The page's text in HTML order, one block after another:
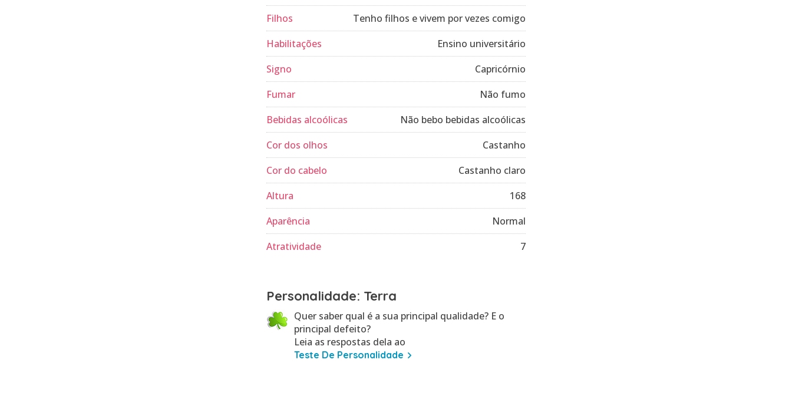
Filhos
Tenho filhos e vivem por vezes comigo
Habilitações
Ensino universitário
Signo
Capricórnio
Fumar
Não fumo
Bebidas alcoólicas
Não bebo bebidas alcoólicas
Cor dos olhos
Castanho
Cor do cabelo
Castanho claro
Altura
168
Aparência
Normal
Atratividade
7
Personalidade: Terra
Quer saber qual é a sua principal qualidade? E o
principal defeito?
Leia as respostas dela ao
Teste De Personalidade